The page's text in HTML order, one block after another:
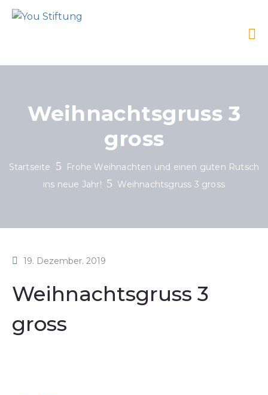
Weihnachtsgruss 3
gross
Startseite
Frohe Weihnachten und einen guten Rutsch
ins neue Jahr!
Weihnachtsgruss 3 gross
19. Dezember. 2019
Weihnachtsgruss 3
gross